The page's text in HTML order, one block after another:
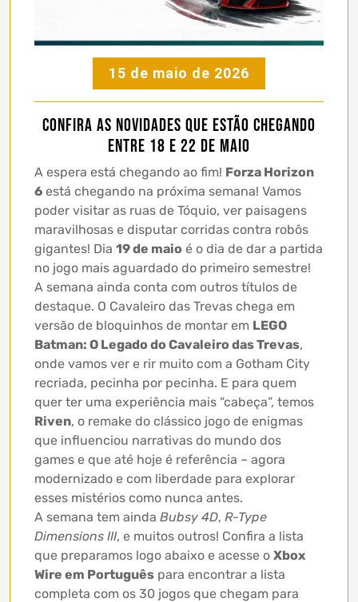
15 de maio de 2026
Confira as novidades que estão chegando
entre 18 e 22 de maio
A espera está chegando ao fim! Forza Horizon
6 está chegando na próxima semana! Vamos
poder visitar as ruas de Tóquio, ver paisagens
maravilhosas e disputar corridas contra robôs
gigantes! Dia 19 de maio é o dia de dar a partida
no jogo mais aguardado do primeiro semestre!
A semana ainda conta com outros títulos de
destaque. O Cavaleiro das Trevas chega em
versão de bloquinhos de montar em LEGO
Batman: O Legado do Cavaleiro das Trevas,
onde vamos ver e rir muito com a Gotham City
recriada, pecinha por pecinha. E para quem
quer ter uma experiência mais “cabeça”, temos
Riven, o remake do clássico jogo de enigmas
que influenciou narrativas do mundo dos
games e que até hoje é referência – agora
modernizado e com liberdade para explorar
esses mistérios como nunca antes.
A semana tem ainda Bubsy 4D, R-Type
Dimensions III, e muitos outros! Confira a lista
que preparamos logo abaixo e acesse o Xbox
Wire em Português para encontrar a lista
completa com os 30 jogos que chegam para